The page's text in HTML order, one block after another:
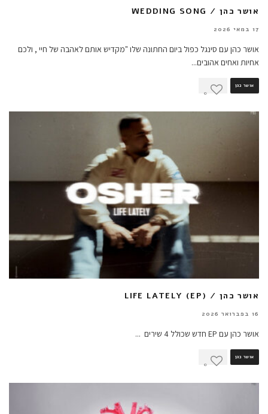
אושר כהן / WEDDING SONG
17 במאי 2026
אושר כהן עם סינגל כפול ביום החתונה שלו "מקדיש אותם לאהבה של חיי , ולכם
אחיות ואחים אהובים...
אושר כהן
0
אושר כהן / LIFE LATELY (EP)
16 בפברואר 2026
אושר כהן עם EP חדש שכולל 4 שירים ...
אושר כהן
0